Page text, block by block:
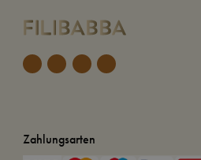
Zahlungsarten